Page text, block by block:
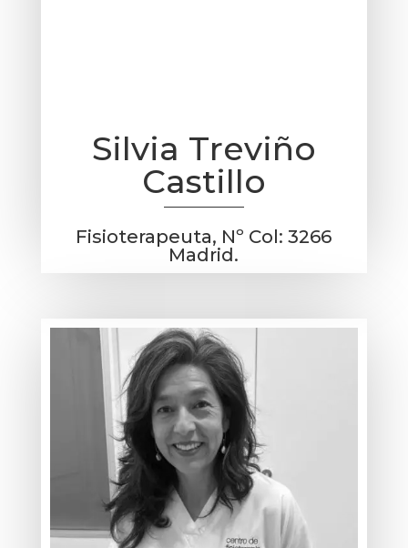
Silvia Treviño
Castillo
Fisioterapeuta, Nº Col: 3266
Madrid.